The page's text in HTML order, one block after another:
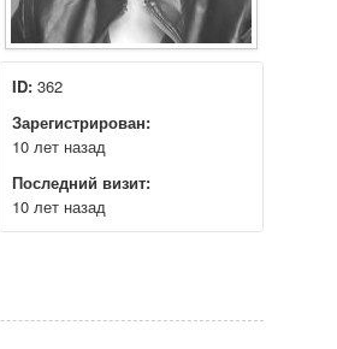
ID: 362
Зарегистрирован:
10 лет назад
Последний визит:
10 лет назад